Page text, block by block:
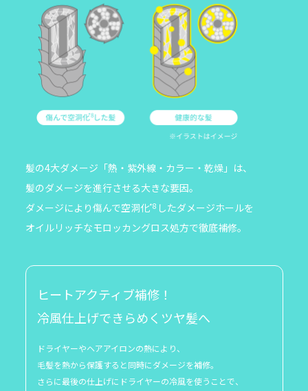
髪の4大ダメージ「熱・紫外線・カラー・乾燥」は、
髪のダメージを進行させる大きな要因。
ダメージにより傷んで空洞化*8 したダメージホールを
オイルリッチなモロッカングロス処方で徹底補修。
ヒートアクティブ補修！
冷風仕上げできらめくツヤ髪へ
ドライヤーやヘアアイロンの熱により、
毛髪を熱から保護すると同時にダメージを補修。
さらに最後の仕上げにドライヤーの冷風を使うことで、